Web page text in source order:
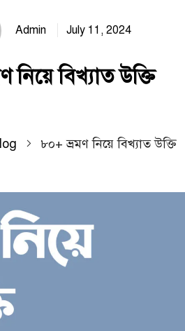
Admin July 11, 2024
নিয়ে বিখ্যাত উক্তি
৮০+ ভ্রমণ নিয়ে বিখ্যাত উক্তি